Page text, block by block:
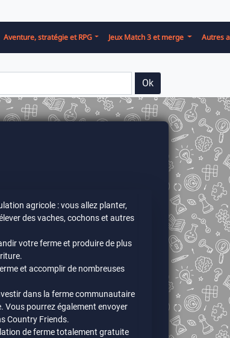
Aventure, stratégie et RPG Jeux Match 3 et merge Autres
Ok
agricole : vous allez planter,
des vaches, cochons et autres
votre ferme et produire de plus
et accomplir de nombreuses
dans la ferme communautaire
Vous pourrez également envoyer
Country Friends.
de ferme totalement gratuite